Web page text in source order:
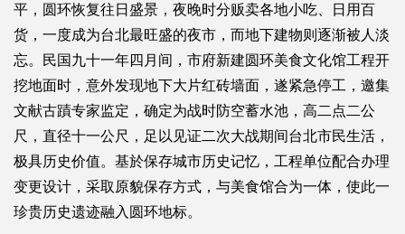
平，圆环恢复往日盛景，夜晚时分贩卖各地小吃、日用百
货，一度成为台北最旺盛的夜市，而地下建物则逐渐被人淡
忘。民国九十一年四月间，市府新建圆环美食文化馆工程开
挖地面时，意外发现地下大片红砖墙面，遂紧急停工，邀集
文献古蹟专家监定，确定为战时防空蓄水池，高二点二公
尺，直径十一公尺，足以见证二次大战期间台北市民生活，
极具历史价值。基於保存城市历史记忆，工程单位配合办理
变更设计，采取原貌保存方式，与美食馆合为一体，使此一
珍贵历史遗迹融入圆环地标。